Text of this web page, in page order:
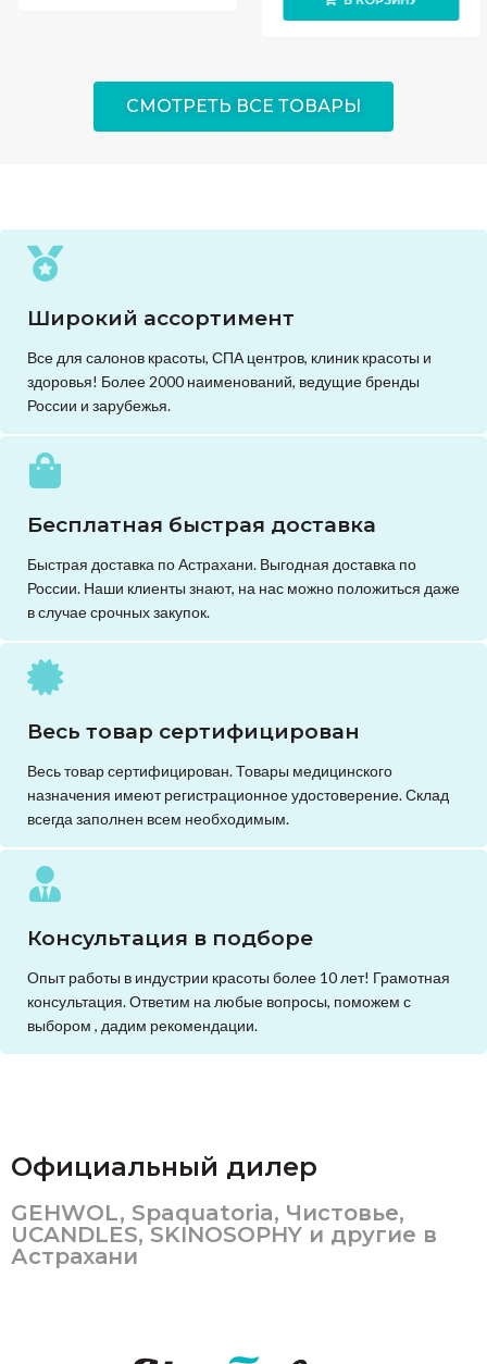
СМОТРЕТЬ ВСЕ ТОВАРЫ
Широкий ассортимент
Все для салонов красоты, СПА центров, клиник красоты и
здоровья! Более 2000 наименований, ведущие бренды
России и зарубежья.
Бесплатная быстрая доставка
Быстрая доставка по Астрахани. Выгодная доставка по
России. Наши клиенты знают, на нас можно положиться даже
в случае срочных закупок.
Весь товар сертифицирован
Весь товар сертифицирован. Товары медицинского
назначения имеют регистрационное удостоверение. Склад
всегда заполнен всем необходимым.
Консультация в подборе
Опыт работы в индустрии красоты более 10 лет! Грамотная
консультация. Ответим на любые вопросы, поможем с
выбором , дадим рекомендации.
Официальный дилер
GEHWOL, Spaquatoria, Чистовье,
UCANDLES, SKINOSOPHY и другие в
Астрахани